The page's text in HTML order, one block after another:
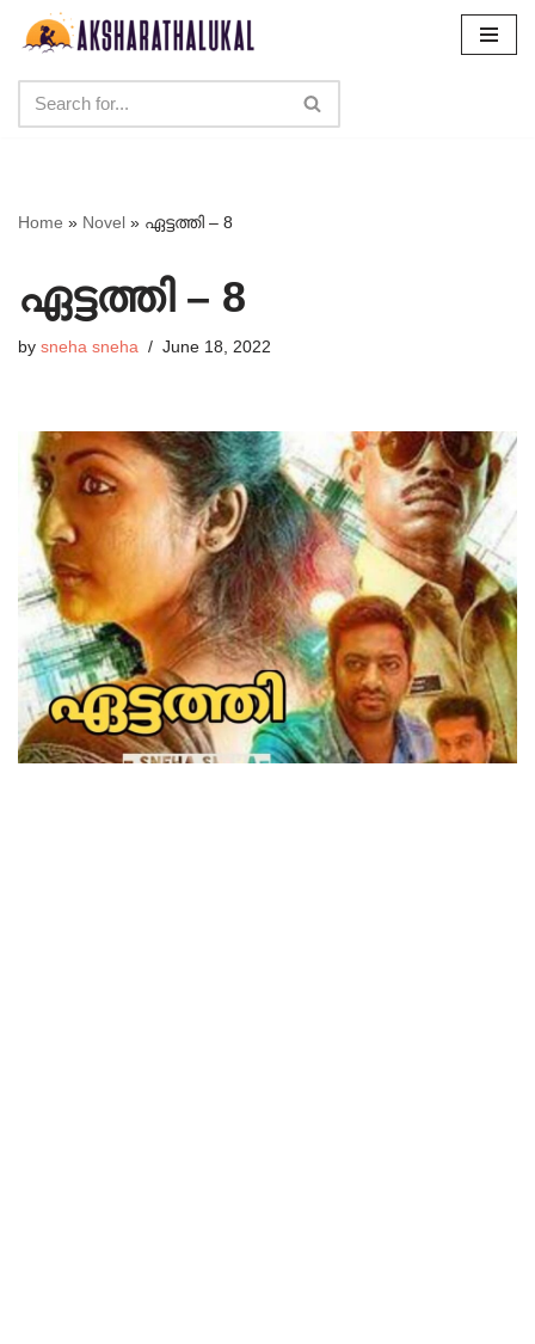
content
Home » Novel » ഏട്ടത്തി – 8
ഏട്ടത്തി – 8
by sneha sneha June 18, 2022